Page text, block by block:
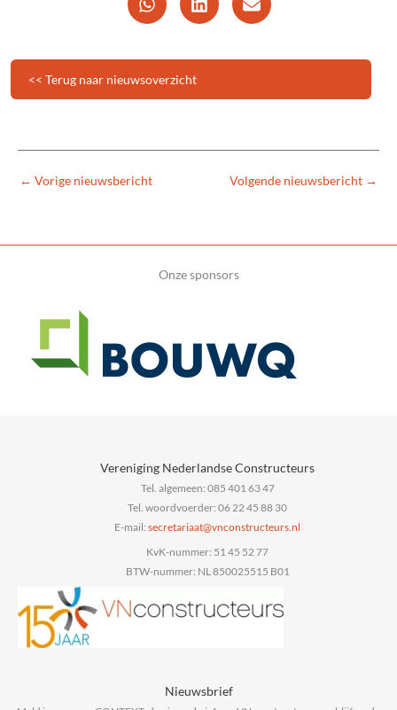
<< Terug naar nieuwsoverzicht
← Vorige nieuwsbericht Volgende nieuwsbericht →
Onze sponsors
Vereniging Nederlandse Constructeurs
Tel. algemeen: 085 401 63 47
Tel. woordvoerder: 06 22 45 88 30
E-mail:
ln.sruetcurtsnocnv
@taairaterces
KvK-nummer: 51 45 52 77
BTW-nummer: NL 850025515 B01
Nieuwsbrief